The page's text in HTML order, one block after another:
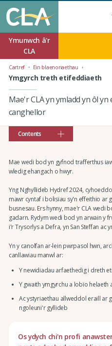
Ymunwch â'r
CLA
Cartref Ein blaenoriaethau
Ymgyrch treth etifeddiaeth
Mae'r CLA yn ymladd yn ôl
canghellor
Contents
Mae wedi bod yn gyfnod trafferthus
wledig ehangach o hwyr.
Yng Nghyllideb Hydref 2024,
mawr cyntaf i bolisïau sy'n effeithio ar
busnesau. Ers hynny, mae'r CLA wedi
gadarn. Rydym wedi bod yn arwain y
i'r Trysorlys a Defra, yn San Steffan ac
Yn y canolfan ar-lein pwrpasol hwn,
canllawiau manwl ar:
Y newidiadau arfaethedig i dreth
Y gwaith ymgyrchu a lobïo helaeth
Ac ystyriaethau allweddol eraill ar
ngoleuni'r gyllideb
Os ydych chi'n profi